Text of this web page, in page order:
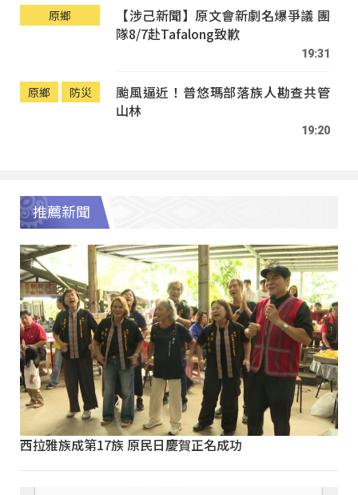
原鄉
【涉己新聞】原文會新劇名爆爭議 團
隊8/7赴Tafalong致歉
19:31
原鄉 防災
颱風逼近！普悠瑪部落族人勘查共管
山林
19:20
推薦新聞
西拉雅族成第17族 原民日慶賀正名成功